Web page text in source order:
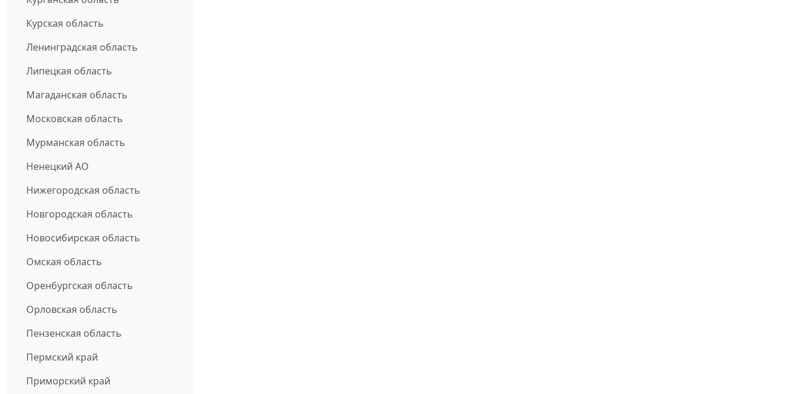
Курская область
Ленинградская область
Липецкая область
Магаданская область
Московская область
Мурманская область
Ненецкий АО
Нижегородская область
Новгородская область
Новосибирская область
Омская область
Оренбургская область
Орловская область
Пензенская область
Пермский край
Приморский край